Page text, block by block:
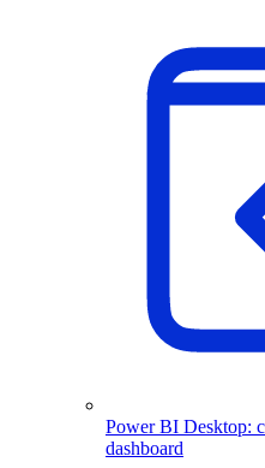
Power BI Desktop:
dashboard